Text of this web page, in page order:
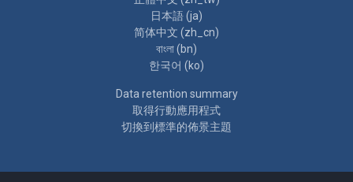
日本語 ‎(ja)‎
简体中文 ‎(zh_cn)‎
বাংলা ‎(bn)‎
한국어 ‎(ko)‎
Data retention summary
取得行動應用程式
切換到標準的佈景主題